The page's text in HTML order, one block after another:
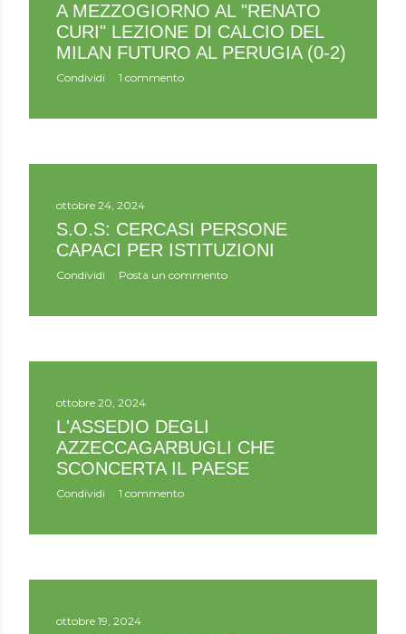
A MEZZOGIORNO AL "RENATO
CURI" LEZIONE DI CALCIO DEL
MILAN FUTURO AL PERUGIA (0-2)
Condividi 1 commento
ottobre 24, 2024
S.O.S: CERCASI PERSONE
CAPACI PER ISTITUZIONI
Condividi Posta un commento
ottobre 20, 2024
L'ASSEDIO DEGLI
AZZECCAGARBUGLI CHE
SCONCERTA IL PAESE
Condividi 1 commento
ottobre 19, 2024